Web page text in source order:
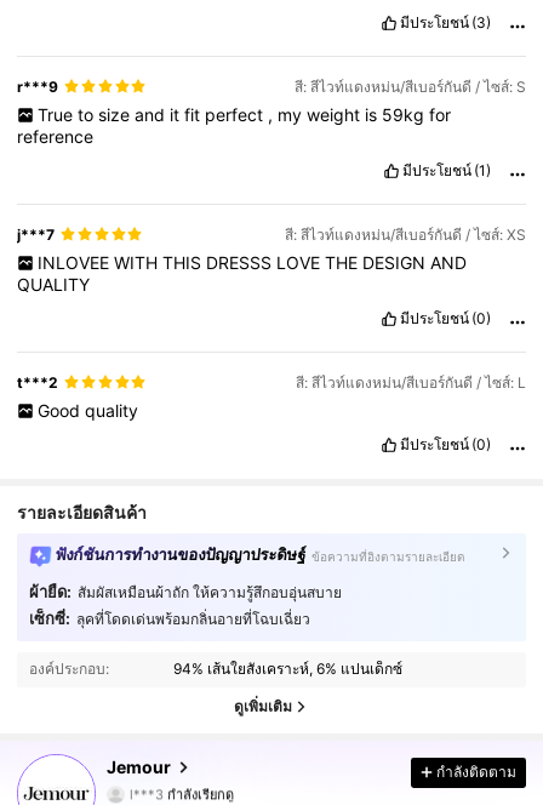
มีประโยชน์ (3)
r***9 สี: สีไวท์แดงหม่น/สีเบอร์กันดี / ไซส์: S
True to size and it fit perfect , my weight is 59kg for
reference
มีประโยชน์ (1)
j***7 สี: สีไวท์แดงหม่น/สีเบอร์กันดี / ไซส์: XS
INLOVEE WITH THIS DRESSS LOVE THE DESIGN AND
QUALITY
มีประโยชน์ (0)
t***2 สี: สีไวท์แดงหม่น/สีเบอร์กันดี / ไซส์: L
Good quality
มีประโยชน์ (0)
รายละเอียดสินค้า
ฟังก์ชันการทำงานของปัญญาประดิษฐ์ ข้อความที่อิงตามรายละเอียด
ผ้ายืด: สัมผัสเหมือนผ้าถัก ให้ความรู้สึกอบอุ่นสบาย
เซ็กซี่: ลุคที่โดดเด่นพร้อมกลิ่นอายที่โฉบเฉี่ยว
องค์ประกอบ: 94% เส้นใยสังเคราะห์, 6% แปนเด็กซ์
ดูเพิ่มเติม
Jemour
4.86 169K ผู้ติดตาม
169K ผู้ติดตาม
l***3กำลังเรียกดู
4.86
169K ผู้ติดตาม
กำลังติดตาม